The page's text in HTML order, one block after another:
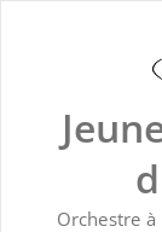
Orchestre